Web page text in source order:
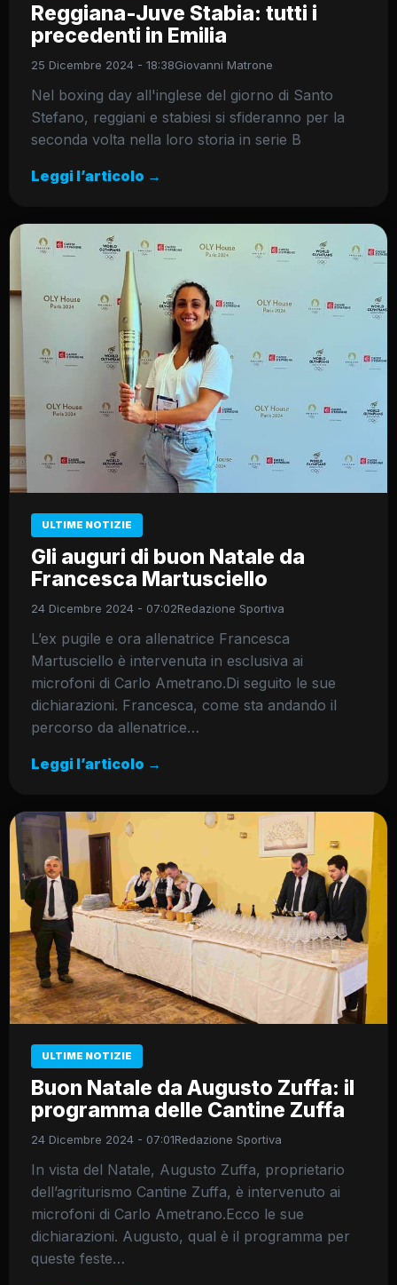
Reggiana-Juve Stabia: tutti i
precedenti in Emilia
25 Dicembre 2024 - 18:38Giovanni Matrone
Nel boxing day all'inglese del giorno di Santo
Stefano, reggiani e stabiesi si sfideranno per la
seconda volta nella loro storia in serie B
Leggi l’articolo →
ULTIME NOTIZIE
Gli auguri di buon Natale da
Francesca Martusciello
24 Dicembre 2024 - 07:02Redazione Sportiva
L’ex pugile e ora allenatrice Francesca
Martusciello è intervenuta in esclusiva ai
microfoni di Carlo Ametrano.Di seguito le sue
dichiarazioni. Francesca, come sta andando il
percorso da allenatrice…
Leggi l’articolo →
ULTIME NOTIZIE
Buon Natale da Augusto Zuffa: il
programma delle Cantine Zuffa
24 Dicembre 2024 - 07:01Redazione Sportiva
In vista del Natale, Augusto Zuffa, proprietario
dell’agriturismo Cantine Zuffa, è intervenuto ai
microfoni di Carlo Ametrano.Ecco le sue
dichiarazioni. Augusto, qual è il programma per
queste feste…